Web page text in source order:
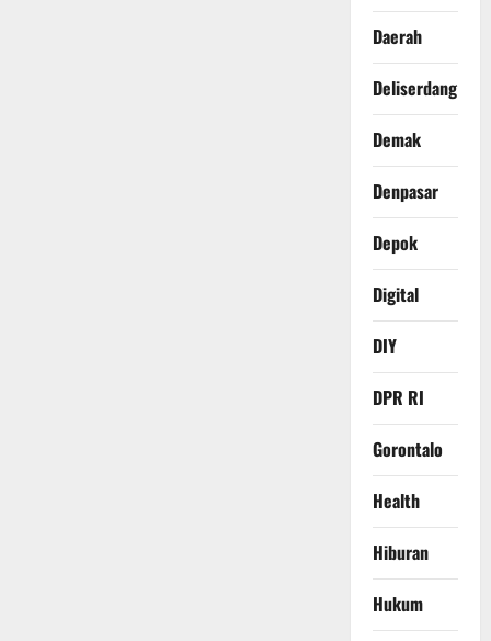
Daerah
Deliserdang
Demak
Denpasar
Depok
Digital
DIY
DPR RI
Gorontalo
Health
Hiburan
Hukum